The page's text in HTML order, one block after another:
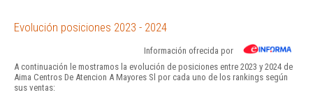
Evolución posiciones 2023 - 2024
Información ofrecida por
A continuación le mostramos la evolución de posiciones entre 2023 y 2024 de
Aima Centros De Atencion A Mayores Sl por cada uno de los rankings según
sus ventas: